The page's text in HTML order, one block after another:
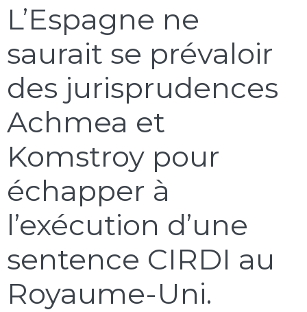
L’Espagne ne
saurait se prévaloir
des jurisprudences
Achmea et
Komstroy pour
échapper à
l’exécution d’une
sentence CIRDI au
Royaume-Uni.